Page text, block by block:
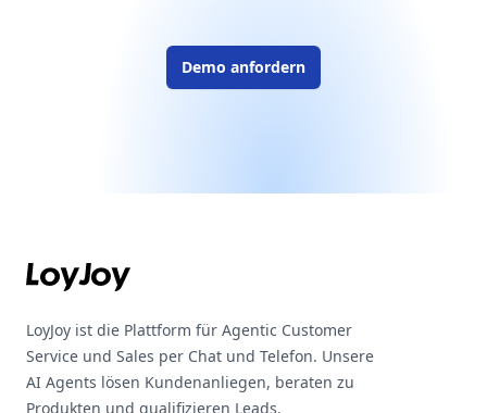
Demo anfordern
LoyJoy ist die Plattform für Agentic Customer
Service und Sales per Chat und Telefon. Unsere
AI Agents lösen Kundenanliegen, beraten zu
Produkten und qualifizieren Leads.